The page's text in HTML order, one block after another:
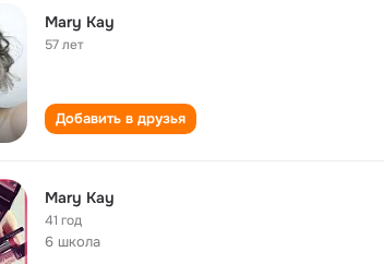
Mary Kay
57 лет
Добавить в друзья
Mary Kay
41 год
6 школа